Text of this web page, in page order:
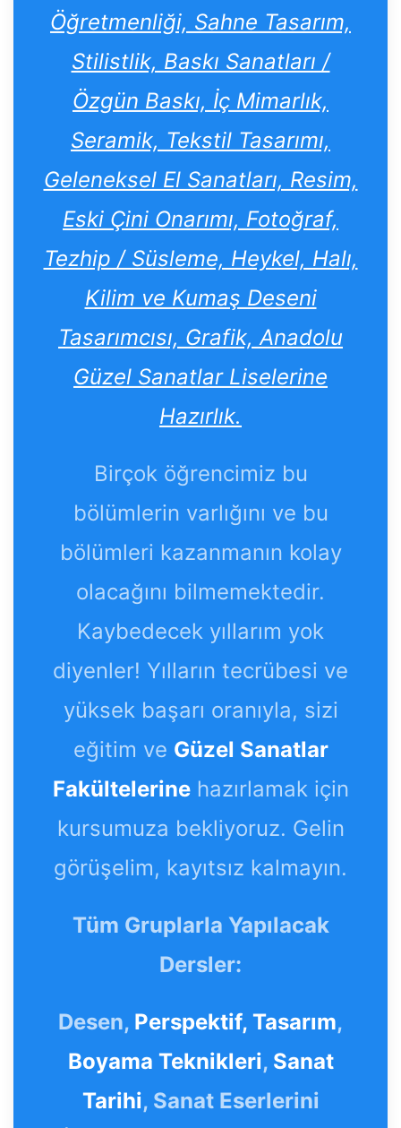
Öğretmenliği, Sahne Tasarım,
Stilistlik, Baskı Sanatları /
Özgün Baskı, İç Mimarlık,
Seramik, Tekstil Tasarımı,
Geleneksel El Sanatları, Resim,
Eski Çini Onarımı, Fotoğraf,
Tezhip / Süsleme, Heykel, Halı,
Kilim ve Kumaş Deseni
Tasarımcısı, Grafik, Anadolu
Güzel Sanatlar Liselerine
Hazırlık.
Birçok öğrencimiz bu
bölümlerin varlığını ve bu
bölümleri kazanmanın kolay
olacağını bilmemektedir.
Kaybedecek yıllarım yok
diyenler! Yılların tecrübesi ve
yüksek başarı oranıyla, sizi
eğitim ve Güzel Sanatlar
Fakültelerinehazırlamak için
kursumuza bekliyoruz. Gelin
görüşelim, kayıtsız kalmayın.
Tüm Gruplarla Yapılacak
Dersler:
Desen, Perspektif, Tasarım,
Boyama Teknikleri, Sanat
Tarihi, Sanat Eserlerini